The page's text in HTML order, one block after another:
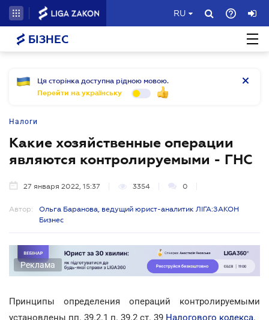
RU
БІЗНЕС
Ця сторінка доступна рідною мовою.
Перейти на українську
Налоги
Какие хозяйственные операции
являются контролируемыми - ГНС
27 января 2022, 15:37 3354 0
Автор:
Ольга Баранова, ведущий юрист-аналитик ЛІГА:ЗАКОН
Бизнес
Реклама
Принципы определения операций контролируемыми
установлены пп. 39.2.1 п. 39.2 ст. 39 Налогового кодекса.